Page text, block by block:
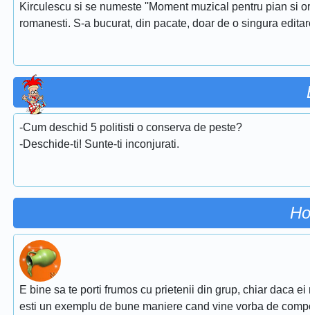
Kirculescu si se numeste ''Moment muzical pentru pian si
romanesti. S-a bucurat, din pacate, doar de o singura
-Cum deschid 5 politisti o conserva de peste?
-Deschide-ti! Sunte-ti inconjurati.
E bine sa te porti frumos cu prietenii din grup, chiar daca
esti un exemplu de bune maniere cand vine vorba de